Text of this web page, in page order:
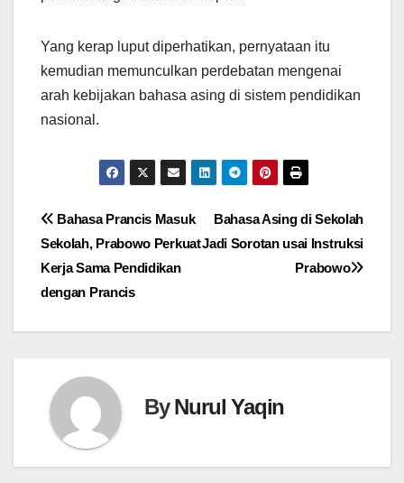
Yang kerap luput diperhatikan, pernyataan itu
kemudian memunculkan perdebatan mengenai
arah kebijakan bahasa asing di sistem pendidikan
nasional.
Navigasi
pos
Bahasa Asing di Sekolah
Jadi Sorotan usai Instruksi
Prabowo
Bahasa Prancis Masuk
Sekolah, Prabowo Perkuat
Kerja Sama Pendidikan
dengan Prancis
ByNurul Yaqin